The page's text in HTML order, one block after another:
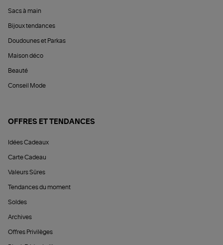
Sacs à main
Bijoux tendances
Doudounes et Parkas
Maison déco
Beauté
Conseil Mode
OFFRES ET TENDANCES
Idées Cadeaux
Carte Cadeau
Valeurs Sûres
Tendances du moment
Soldes
Archives
Offres Privilèges